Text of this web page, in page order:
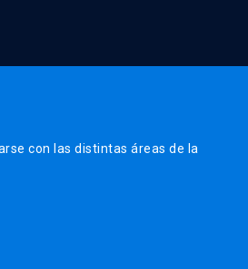
con las distintas áreas de la